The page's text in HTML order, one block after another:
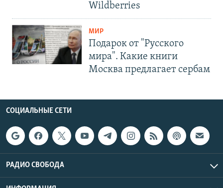
Wildberries
МИР
Подарок от "Русского
мира". Какие книги
Москва предлагает сербам
СОЦИАЛЬНЫЕ СЕТИ
РАДИО СВОБОДА